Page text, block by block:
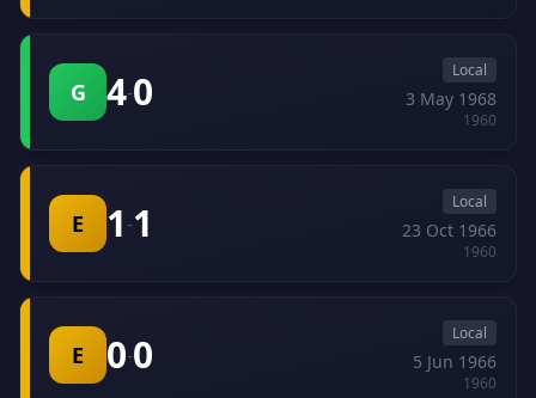
G 4-0 Local
3 May 1968
1960
E 1 -1 Local
23 Oct 1966
1960
E 0-0 Local
5 Jun 1966
1960